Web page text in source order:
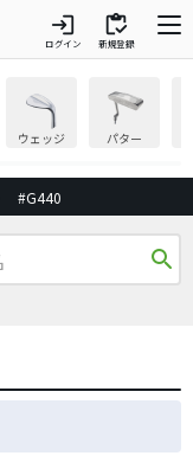
login
ログイン
inventory
新規登録
ウェッジ パター
#G440
search